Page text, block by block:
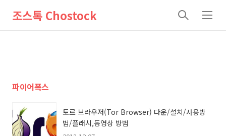
조스톡 Chostock
검
메
파이어폭스
토르 브라우저(Tor Browser) 다운/설치/사용방
법/플래시,동영상 방법